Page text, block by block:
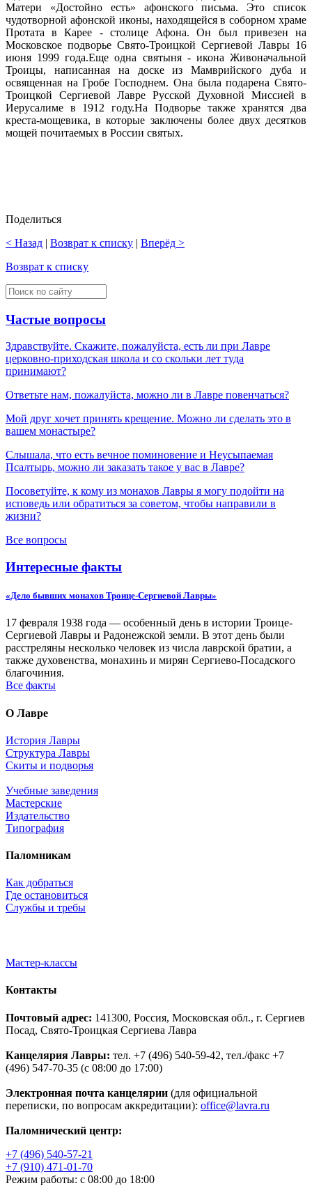
Матери «Достойно есть» афонского письма. Это список
чудотворной афонской иконы, находящейся в соборном храме
Протата в Карее - столице Афона. Он был привезен на
Московское подворье Свято-Троицкой Сергиевой Лавры 16
июня 1999 года.Еще одна святыня - икона Живоначальной
Троицы, написанная на доске из Мамврийского дуба и
освященная на Гробе Господнем. Она была подарена Свято-
Троицкой Сергиевой Лавре Русской Духовной Миссией в
Иерусалиме в 1912 году.На Подворье также хранятся два
креста-мощевика, в которые заключены более двух десятков
мощей почитаемых в России святых.
Поделиться
< Назад | Возврат к списку | Вперёд >
Возврат к списку
Частые вопросы
Здравствуйте. Скажите, пожалуйста, есть ли при Лавре
церковно-приходская школа и со скольки лет туда
принимают?
Ответьте нам, пожалуйста, можно ли в Лавре повенчаться?
Мой друг хочет принять крещение. Можно ли сделать это в
вашем монастыре?
Слышала, что есть вечное поминовение и Неусыпаемая
Псалтырь, можно ли заказать такое у вас в Лавре?
Посоветуйте, к кому из монахов Лавры я могу подойти на
исповедь или обратиться за советом, чтобы направили в
жизни?
Все вопросы
Интересные факты
«Дело бывших монахов Троице-Сергиевой Лавры»
17 февраля 1938 года — особенный день в истории Троице-
Сергиевой Лавры и Радонежской земли. В этот день были
расстреляны несколько человек из числа лаврской братии, а
также духовенства, монахинь и мирян Сергиево-Посадского
благочиния.
Все факты
О Лавре
История Лавры
Структура Лавры
Скиты и подворья
Учебные заведения
Мастерские
Издательство
Типография
Паломникам
Как добраться
Где остановиться
Службы и требы
Мастер-классы
Контакты
Почтовый адрес: 141300, Россия, Московская обл., г. Сергиев
Посад, Свято-Троицкая Сергиева Лавра
Канцелярия Лавры: тел. +7 (496) 540-59-42, тел./факс +7
(496) 547-70-35 (с 08:00 до 17:00)
Электронная почта канцелярии (для официальной
переписки, по вопросам аккредитации): office@lavra.ru
Паломнический центр:
+7 (496) 540-57-21
+7 (910) 471-01-70
Режим работы: с 08:00 до 18:00